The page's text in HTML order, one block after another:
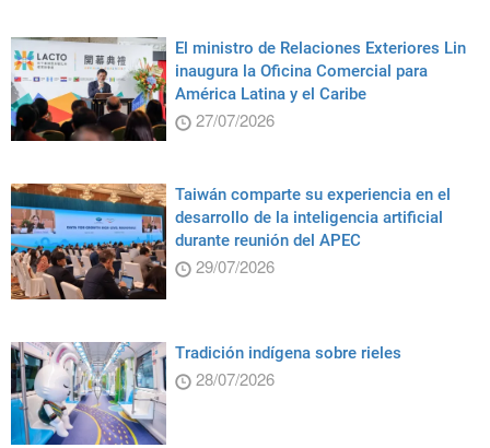
El ministro de Relaciones Exteriores Lin
inaugura la Oficina Comercial para
América Latina y el Caribe
27/07/2026
Taiwán comparte su experiencia en el
desarrollo de la inteligencia artificial
durante reunión del APEC
29/07/2026
Tradición indígena sobre rieles
28/07/2026